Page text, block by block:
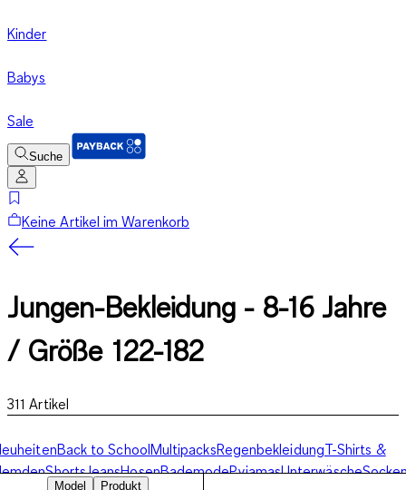
Kinder
Babys
Sale
Suche
Keine Artikel im Warenkorb
Jungen-Bekleidung - 8-16 Jahre
/ Größe 122-182
311 Artikel
Back to SchoolMultipacksRegenbekleidungT-Shirts &
ShortsJeansHosenBademodePyjamasUnterwäsche
Model
Produkt